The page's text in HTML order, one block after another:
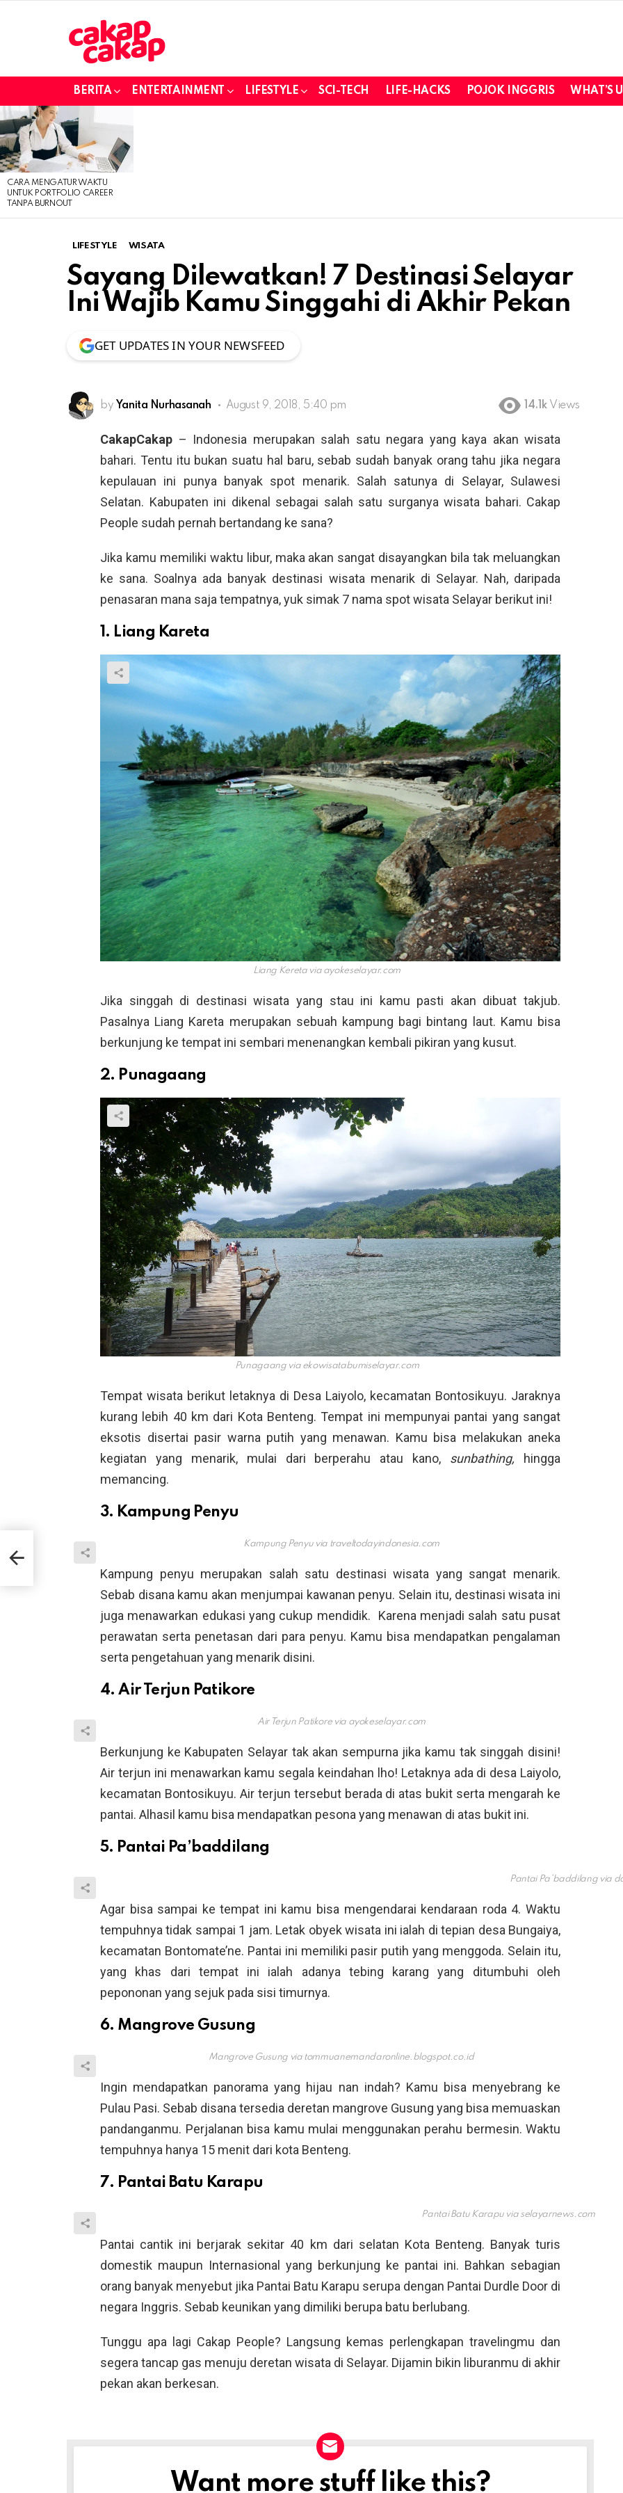
BERITA ENTERTAINMENT LIFESTYLE SCI-TECH LIFE-HACKS POJOK INGGRIS WHAT’S
LATEST
STORIES
CARA MENGATUR WAKTU
UNTUK PORTFOLIO CAREER
TANPA BURNOUT
LIFESTYLE WISATA
Sayang Dilewatkan! 7 Destinasi Selayar
Ini Wajib Kamu Singgahi di Akhir Pekan
GET UPDATES IN YOUR NEWSFEED
by Yanita Nurhasanah August 9, 2018, 5:40 pm 14.1k Views
CakapCakap – Indonesia merupakan salah satu negara yang kaya akan wisata
bahari. Tentu itu bukan suatu hal baru, sebab sudah banyak orang tahu jika negara
kepulauan ini punya banyak spot menarik. Salah satunya di Selayar, Sulawesi
Selatan. Kabupaten ini dikenal sebagai salah satu surganya wisata bahari. Cakap
People sudah pernah bertandang ke sana?
Jika kamu memiliki waktu libur, maka akan sangat disayangkan bila tak meluangkan
ke sana. Soalnya ada banyak destinasi wisata menarik di Selayar. Nah, daripada
penasaran mana saja tempatnya, yuk simak 7 nama spot wisata Selayar berikut ini!
1. Liang Kareta
Liang Kereta via ayokeselayar.com
Jika singgah di destinasi wisata yang stau ini kamu pasti akan dibuat takjub.
Pasalnya Liang Kareta merupakan sebuah kampung bagi bintang laut. Kamu bisa
berkunjung ke tempat ini sembari menenangkan kembali pikiran yang kusut.
2. Punagaang
Punagaang via ekowisatabumiselayar.com
Tempat wisata berikut letaknya di Desa Laiyolo, kecamatan Bontosikuyu. Jaraknya
kurang lebih 40 km dari Kota Benteng. Tempat ini mempunyai pantai yang sangat
eksotis disertai pasir warna putih yang menawan. Kamu bisa melakukan aneka
kegiatan yang menarik, mulai dari berperahu atau kano, sunbathing, hingga
memancing.
3. Kampung Penyu
Kampung Penyu via traveltodayindonesia.com
Kampung penyu merupakan salah satu destinasi wisata yang sangat menarik.
Sebab disana kamu akan menjumpai kawanan penyu. Selain itu, destinasi wisata ini
juga menawarkan edukasi yang cukup mendidik. Karena menjadi salah satu pusat
perawatan serta penetasan dari para penyu. Kamu bisa mendapatkan pengalaman
serta pengetahuan yang menarik disini.
4. Air Terjun Patikore
Air Terjun Patikore via ayokeselayar.com
Berkunjung ke Kabupaten Selayar tak akan sempurna jika kamu tak singgah disini!
Air terjun ini menawarkan kamu segala keindahan lho! Letaknya ada di desa Laiyolo,
kecamatan Bontosikuyu. Air terjun tersebut berada di atas bukit serta mengarah ke
pantai. Alhasil kamu bisa mendapatkan pesona yang menawan di atas bukit ini.
5. Pantai Pa’baddilang
Pantai Pa’baddilang via
Agar bisa sampai ke tempat ini kamu bisa mengendarai kendaraan roda 4. Waktu
tempuhnya tidak sampai 1 jam. Letak obyek wisata ini ialah di tepian desa Bungaiya,
kecamatan Bontomate’ne. Pantai ini memiliki pasir putih yang menggoda. Selain itu,
yang khas dari tempat ini ialah adanya tebing karang yang ditumbuhi oleh
pepononan yang sejuk pada sisi timurnya.
6. Mangrove Gusung
Mangrove Gusung via tommuanemandaronline.blogspot.co.id
Ingin mendapatkan panorama yang hijau nan indah? Kamu bisa menyebrang ke
Pulau Pasi. Sebab disana tersedia deretan mangrove Gusung yang bisa memuaskan
pandanganmu. Perjalanan bisa kamu mulai menggunakan perahu bermesin. Waktu
tempuhnya hanya 15 menit dari kota Benteng.
7. Pantai Batu Karapu
Pantai Batu Karapu via selayarnews.com
Pantai cantik ini berjarak sekitar 40 km dari selatan Kota Benteng. Banyak turis
domestik maupun Internasional yang berkunjung ke pantai ini. Bahkan sebagian
orang banyak menyebut jika Pantai Batu Karapu serupa dengan Pantai Durdle Door di
negara Inggris. Sebab keunikan yang dimiliki berupa batu berlubang.
Tunggu apa lagi Cakap People? Langsung kemas perlengkapan travelingmu dan
segera tancap gas menuju deretan wisata di Selayar. Dijamin bikin liburanmu di akhir
pekan akan berkesan.
NEWSLETTERWant more stuff like this?